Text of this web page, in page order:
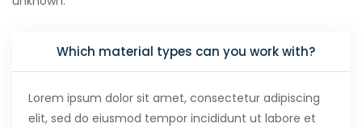
Which material types can you work with?
Lorem ipsum dolor sit amet, consectetur adipiscing
elit, sed do eiusmod tempor incididunt ut labore et